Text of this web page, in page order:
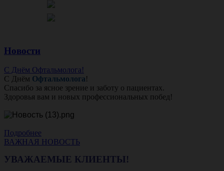
Новости
С Днём Офтальмолога!
С Днём Офтальмолога!
Спасибо за ясное зрение и заботу о пациентах.
Здоровья вам и новых профессиональных побед!
Подробнее
ВАЖНАЯ НОВОСТЬ
УВАЖАЕМЫЕ КЛИЕНТЫ!